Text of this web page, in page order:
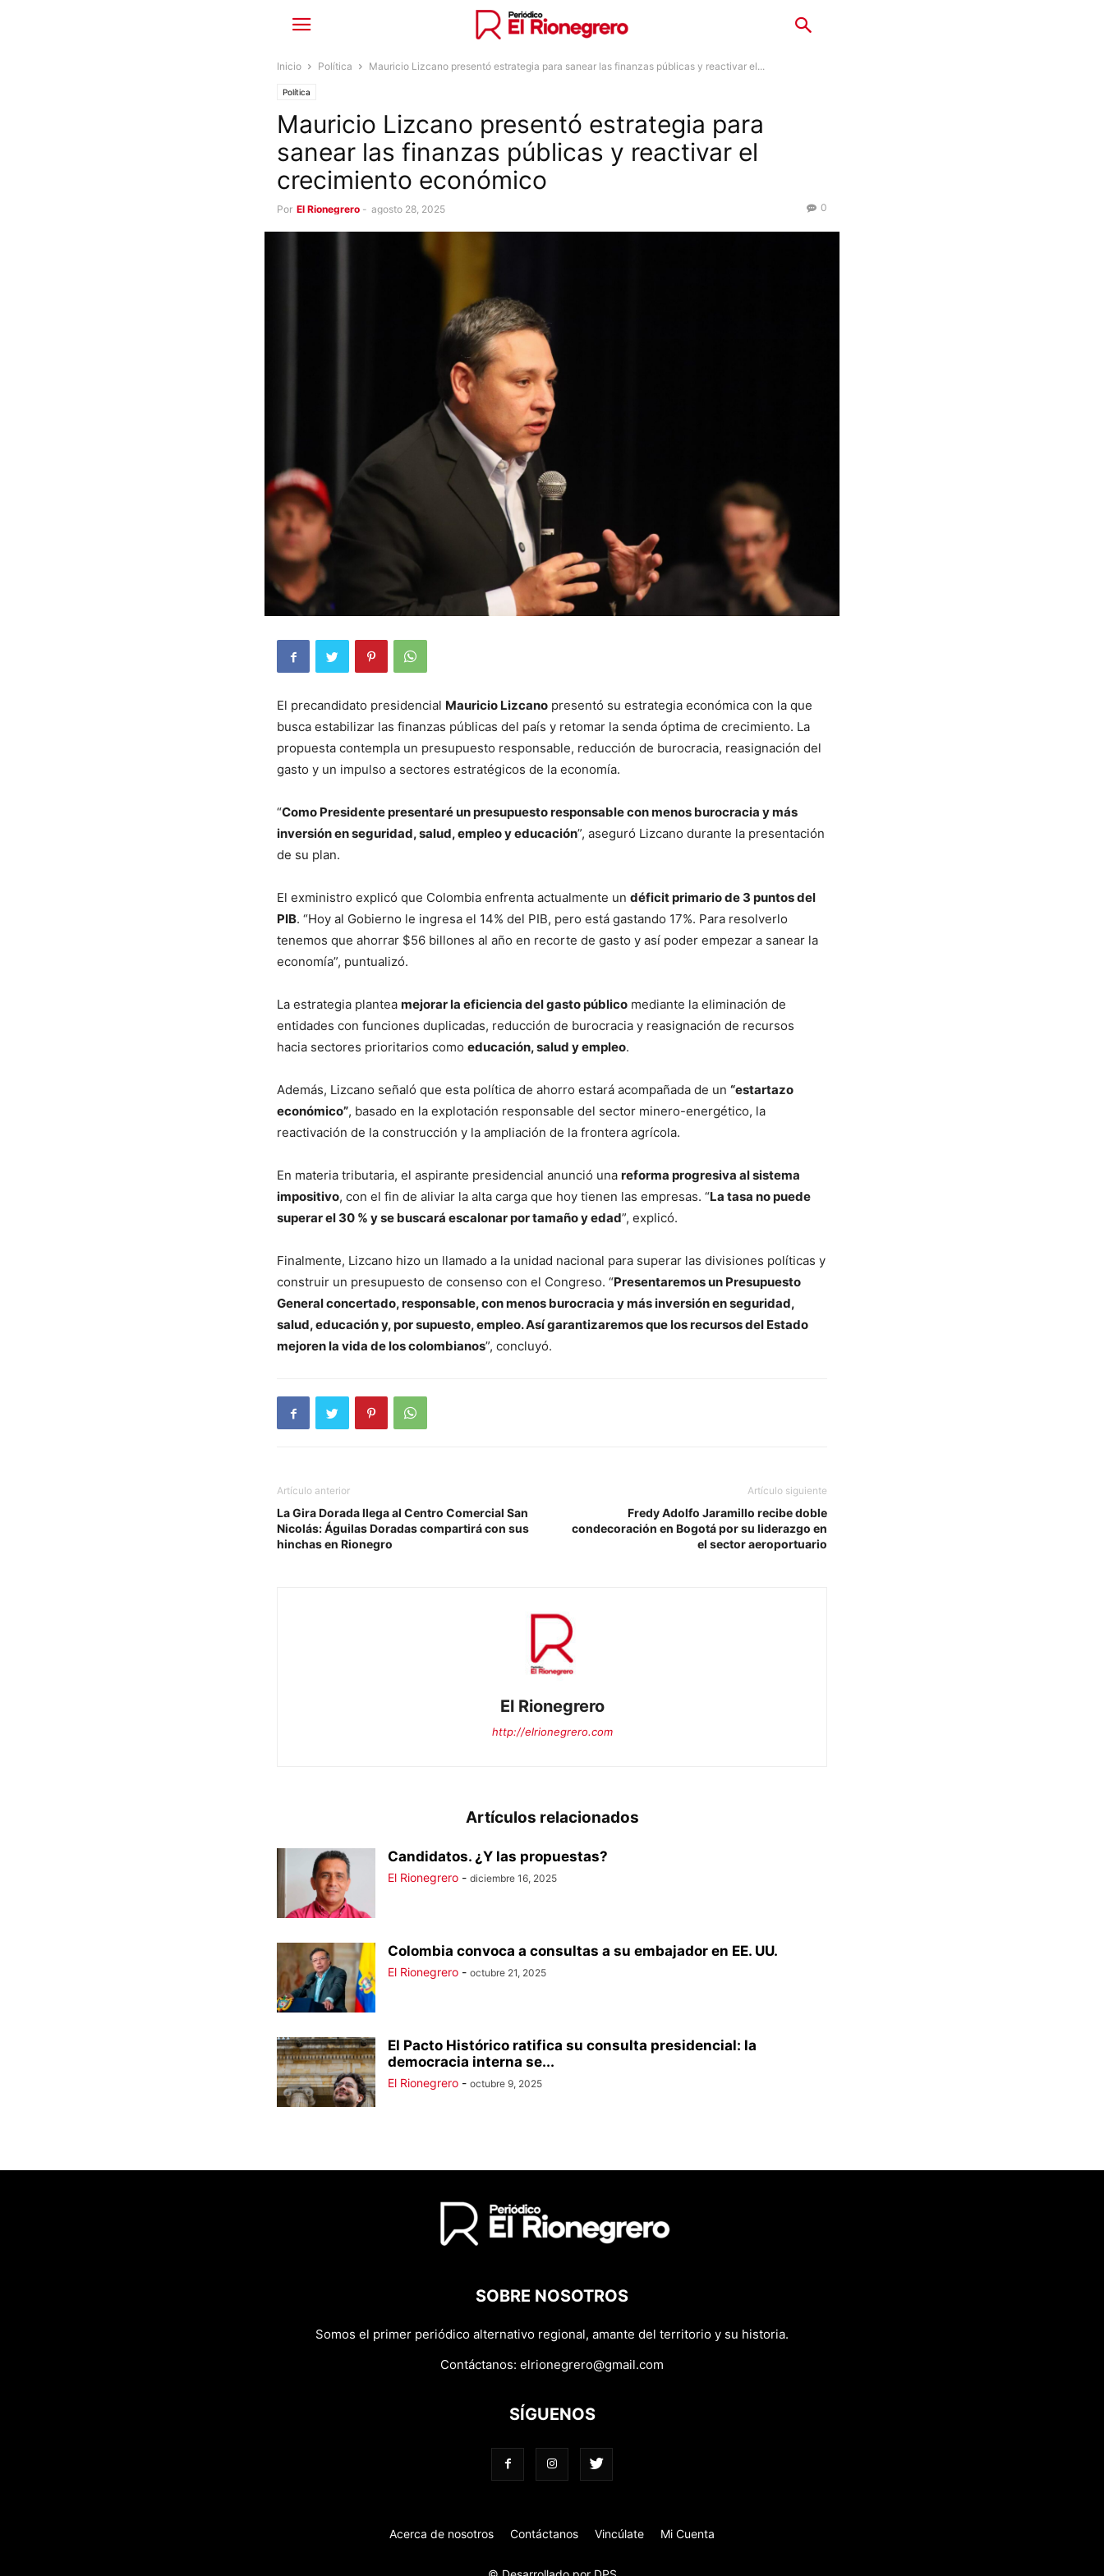
Inicio Política Mauricio Lizcano presentó estrategia para sanear las finanzas públicas y reactivar el...
Política
Mauricio Lizcano presentó estrategia para
sanear las finanzas públicas y reactivar el
crecimiento económico
Por El Rionegrero - agosto 28, 2025 0
El precandidato presidencial Mauricio Lizcano presentó su estrategia económica con la que
busca estabilizar las finanzas públicas del país y retomar la senda óptima de crecimiento. La
propuesta contempla un presupuesto responsable, reducción de burocracia, reasignación del
gasto y un impulso a sectores estratégicos de la economía.
“Como Presidente presentaré un presupuesto responsable con menos burocracia y más
inversión en seguridad, salud, empleo y educación”, aseguró Lizcano durante la presentación
de su plan.
El exministro explicó que Colombia enfrenta actualmente un déficit primario de 3 puntos del
PIB. “Hoy al Gobierno le ingresa el 14% del PIB, pero está gastando 17%. Para resolverlo
tenemos que ahorrar $56 billones al año en recorte de gasto y así poder empezar a sanear la
economía”, puntualizó.
La estrategia plantea mejorar la eficiencia del gasto público mediante la eliminación de
entidades con funciones duplicadas, reducción de burocracia y reasignación de recursos
hacia sectores prioritarios como educación, salud y empleo.
Además, Lizcano señaló que esta política de ahorro estará acompañada de un “estartazo
económico”, basado en la explotación responsable del sector minero-energético, la
reactivación de la construcción y la ampliación de la frontera agrícola.
En materia tributaria, el aspirante presidencial anunció una reforma progresiva al sistema
impositivo, con el fin de aliviar la alta carga que hoy tienen las empresas. “La tasa no puede
superar el 30 % y se buscará escalonar por tamaño y edad”, explicó.
Finalmente, Lizcano hizo un llamado a la unidad nacional para superar las divisiones políticas y
construir un presupuesto de consenso con el Congreso. “Presentaremos un Presupuesto
General concertado, responsable, con menos burocracia y más inversión en seguridad,
salud, educación y, por supuesto, empleo. Así garantizaremos que los recursos del Estado
mejoren la vida de los colombianos”, concluyó.
Artículo anterior
La Gira Dorada llega al Centro Comercial San
Nicolás: Águilas Doradas compartirá con sus
hinchas en Rionegro
Artículo siguiente
Fredy Adolfo Jaramillo recibe doble
condecoración en Bogotá por su liderazgo en
el sector aeroportuario
El Rionegrero
http://elrionegrero.com
Artículos relacionados
Candidatos. ¿Y las propuestas?
El Rionegrero - diciembre 16, 2025
Colombia convoca a consultas a su embajador en EE. UU.
El Rionegrero - octubre 21, 2025
El Pacto Histórico ratifica su consulta presidencial: la
democracia interna se...
El Rionegrero - octubre 9, 2025
SOBRE NOSOTROS
Somos el primer periódico alternativo regional, amante del territorio y su historia.
Contáctanos: elrionegrero@gmail.com
SÍGUENOS
Acerca de nosotros Contáctanos Vincúlate Mi Cuenta